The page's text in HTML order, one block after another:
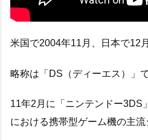
米国で2004年11月、日本で12
略称は「DS（ディーエス）」で
11年2月に「ニンテンドー3DS
における携帯型ゲーム機の主流